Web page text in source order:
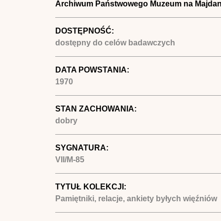
Archiwum Państwowego Muzeum na
DOSTĘPNOŚĆ:
dostępny do celów badawczych
DATA POWSTANIA:
1970
STAN ZACHOWANIA:
dobry
SYGNATURA:
VII/M-85
TYTUŁ KOLEKCJI:
Pamiętniki, relacje, ankiety byłych więźniów